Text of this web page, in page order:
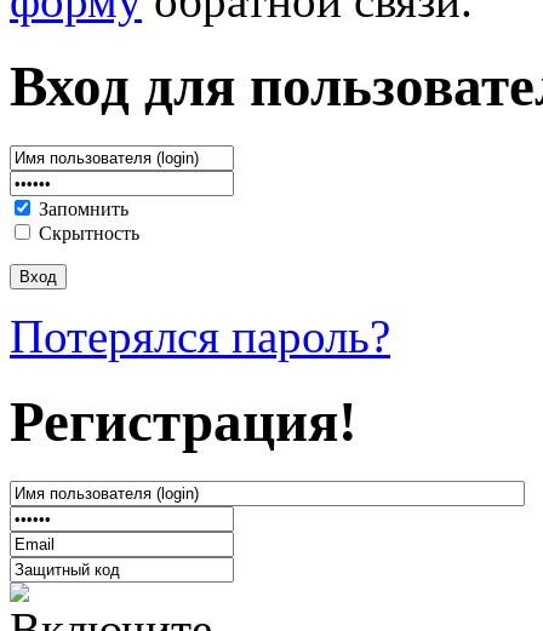
Вход для
Запомнить
Скрытность
Потерялся пароль?
Регистрация!